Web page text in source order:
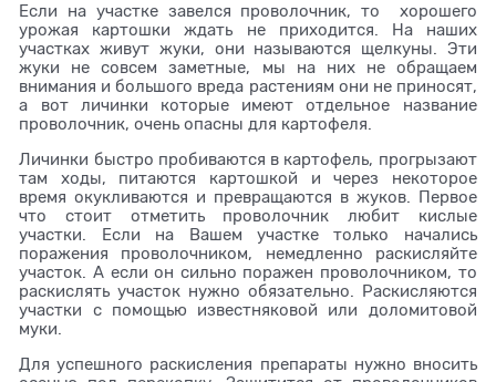
Если на участке завелся проволочник, то хорошего
урожая картошки ждать не приходится. На наших
участках живут жуки, они называются щелкуны. Эти
жуки не совсем заметные, мы на них не обращаем
внимания и большого вреда растениям они не приносят,
а вот личинки которые имеют отдельное название
проволочник, очень опасны для картофеля.
Личинки быстро пробиваются в картофель, прогрызают
там ходы, питаются картошкой и через некоторое
время окукливаются и превращаются в жуков. Первое
что стоит отметить проволочник любит кислые
участки. Если на Вашем участке только начались
поражения проволочником, немедленно раскисляйте
участок. А если он сильно поражен проволочником, то
раскислять участок нужно обязательно. Раскисляются
участки с помощью известняковой или доломитовой
муки.
Для успешного раскисления препараты нужно вносить